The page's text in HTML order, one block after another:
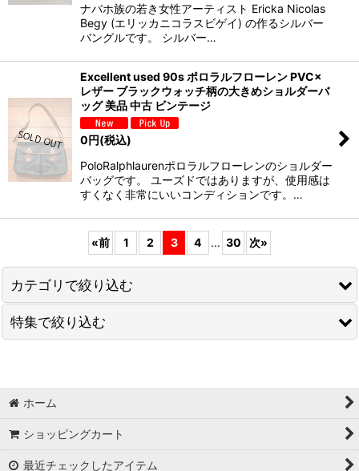
ナバホ族の若き女性アーティスト Ericka Nicolas
Begy (エリッカニコラスビゲイ) の作るシルバー
バングルです。 シルバー…
Excellent used 90s ポロラルフローレン PVC×
レザー ブラックウォッチ柄の大きめショルダーバ
ッグ 美品 中古 ビンテージ
0円(税込)
PoloRalphlaurenポロラルフローレンのショルダー
バッグです。 ユーズドではありますが、使用感は
すくなく非常にいいコンディションです。…
«前 1 2 3 4 ... 30 次»
カテゴリで絞り込む
POLO RALPHLAUREN(ラルフローレン)
ALLEN EDMONDS(アレンエドモンズ)
NEW BALANCE(ニューバランス)
J.CREW(Ｊクルー)
特集で絞り込む
【MILITARY/ミリタリー】
【USED,VINTAGE/ユーズド,ビンテージ】
ホーム
ショッピングカート
最近チェックしたアイテム